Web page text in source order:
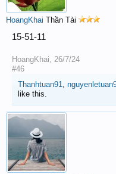
HoangKhai Thần Tài
15-51-11
HoangKhai
26/7/24
#46
Thanhtuan91
like this.